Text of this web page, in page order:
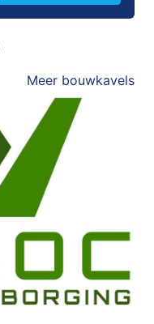
Meer bouwkavels